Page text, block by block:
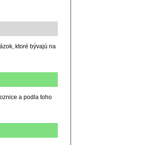
ktoré bývajú na
a podla toho